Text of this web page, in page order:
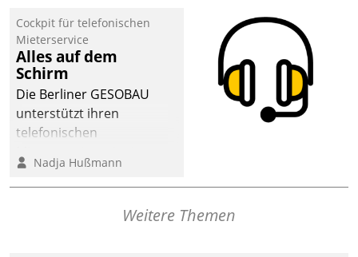
der
Wohnungswirtschaft“.
Bewerben können sich
dafür ein Team
bestehend aus
Wohnungsunternehmen
und PropTech.
Cockpit für telefonischen
Mieterservice
Alles auf dem
Schirm
Die Berliner GESOBAU
unterstützt ihren
telefonischen
digitalen Cockpit, das
situationsbezogen
passende Fragen und
Nadja Hußmann
Weitere Themen